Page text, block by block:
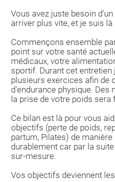
Vous avez juste besoin
arriver plus vite, et je suis là
Commençons ensemble
point sur votre santé
médicaux, votre
sportif. Durant cet
plusieurs exercices afin de
d'endurance physique. Des
la prise de votre poids sera
Ce bilan est là pour vous
objectifs (perte de poids,
partum, Pilates) de
durablement car par la
sur-mesure.
Vos objectifs deviennent